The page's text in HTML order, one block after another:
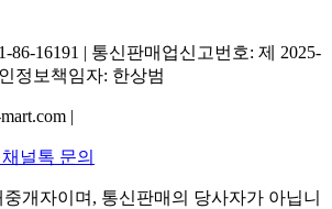
86-16191 | 통신판매업신고번호: 제 2025-
정보책임자: 한상범
|
널톡 문의
개자이며, 통신판매의 당사자가 아닙니